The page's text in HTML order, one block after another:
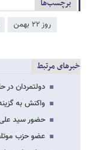
برچسب‌ها
روز ۲۲ بهمن
خبرهای مرتبط
دولتمردان در حاشیه
واکنش به
حضور سید علی
عضو حزب